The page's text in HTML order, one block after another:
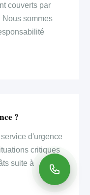
couverts par
Nous sommes
?
d'urgence
critiques
suite à